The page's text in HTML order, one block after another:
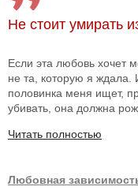
Не стоит умирать
Если эта любовь хочет
не та, которую я
половинка меня ищет,
убивать, она должна
Читать полностью
Любовная